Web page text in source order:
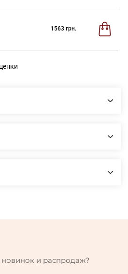
1563 грн.
и распродаж?